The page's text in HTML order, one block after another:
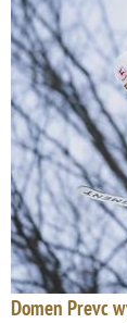
Domen Prevc